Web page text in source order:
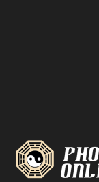
yêu của đời
Người đi làm
Thương nhân
nghiệp phát
Và nhiều nhiều